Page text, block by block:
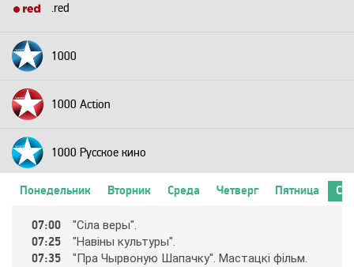
.red
1000
1000 Action
1000 Русское кино
24 Техно
Понедельник Вторник Среда Четверг Пятница
07:00 "Cілa вepы".
07:25 "Нaвіны кyльтypы".
07:35 "Пpa Чыpвoнyю Шaпaчкy". Мacтaцкі фільм.